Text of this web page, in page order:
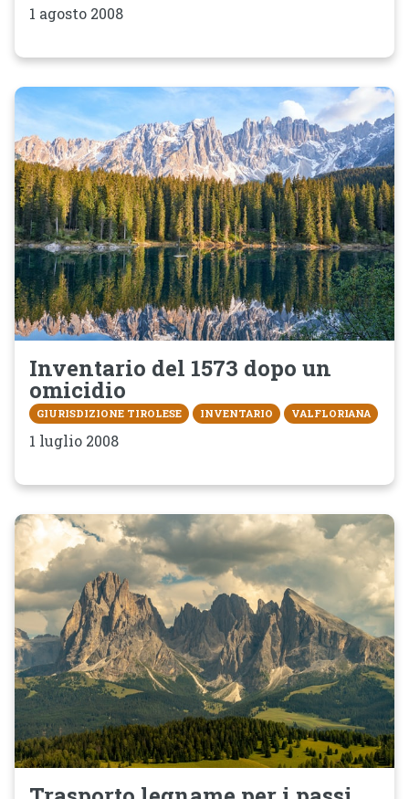
1 agosto 2008
Inventario del 1573 dopo un
omicidio
GIURISDIZIONE TIROLESE INVENTARIO VALFLORIANA
1 luglio 2008